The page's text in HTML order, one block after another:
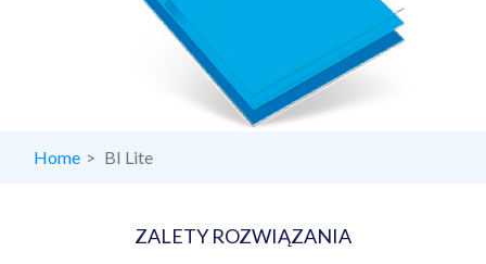
Home BI Lite
ZALETY ROZWIĄZANIA